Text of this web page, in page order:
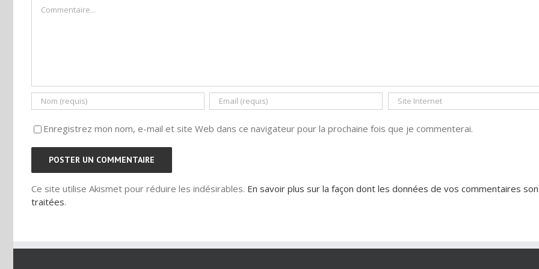
Enregistrez mon nom, e-mail et site Web dans ce navigateur pour la prochaine fois que je commenterai.
Ce site utilise Akismet pour réduire les indésirables. En savoir plus sur la façon dont les données de vos commentaires
traitées.